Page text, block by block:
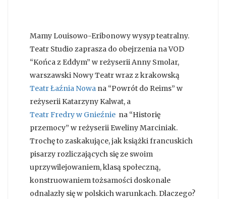
Mamy Louisowo-Eribonowy wysyp teatralny.
Teatr Studio zaprasza do obejrzenia na VOD
“Końca z Eddym” w reżyserii Anny Smolar,
warszawski Nowy Teatr wraz z krakowską
Teatr Łaźnia Nowa na “Powrót do Reims” w
reżyserii Katarzyny Kalwat, a
Teatr Fredry w Gnieźnie na “Historię
przemocy” w reżyserii Eweliny Marciniak.
Trochę to zaskakujące, jak książki francuskich
pisarzy rozliczających się ze swoim
uprzywilejowaniem, klasą społeczną,
konstruowaniem tożsamości doskonale
odnalazły się w polskich warunkach. Dlaczego?